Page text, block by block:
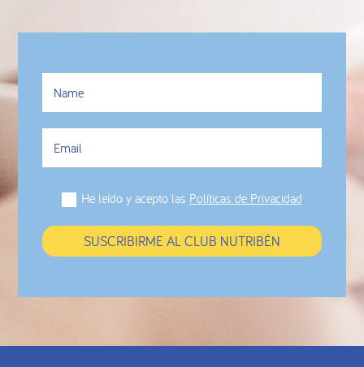
He leído y acepto las Políticas de Privacidad
SUSCRIBIRME AL CLUB NUTRIBÉN